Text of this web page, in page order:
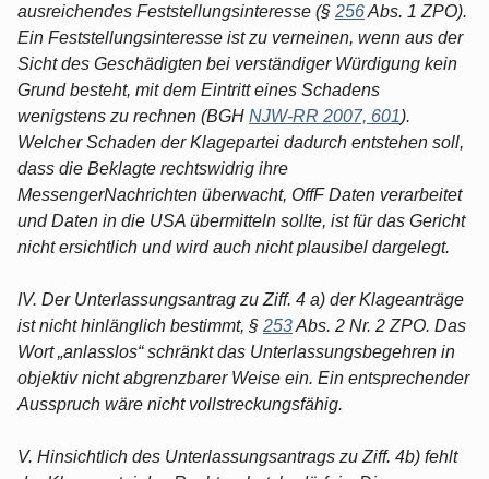
ausreichendes Feststellungsinteresse (§ 256Abs. 1 ZPO).
Ein Feststellungsinteresse ist zu verneinen, wenn aus der
Sicht des Geschädigten bei verständiger Würdigung kein
Grund besteht, mit dem Eintritt eines Schadens
wenigstens zu rechnen (BGH NJW-RR 2007, 601).
Welcher Schaden der Klagepartei dadurch entstehen soll,
dass die Beklagte rechtswidrig ihre
MessengerNachrichten überwacht, OffF Daten verarbeitet
und Daten in die USA übermitteln sollte, ist für das Gericht
nicht ersichtlich und wird auch nicht plausibel dargelegt.
IV. Der Unterlassungsantrag zu Ziff. 4 a) der Klageanträge
ist nicht hinlänglich bestimmt, § 253Abs. 2 Nr. 2 ZPO. Das
Wort „anlasslos“ schränkt das Unterlassungsbegehren in
objektiv nicht abgrenzbarer Weise ein. Ein entsprechender
Ausspruch wäre nicht vollstreckungsfähig.
V. Hinsichtlich des Unterlassungsantrags zu Ziff. 4b) fehlt